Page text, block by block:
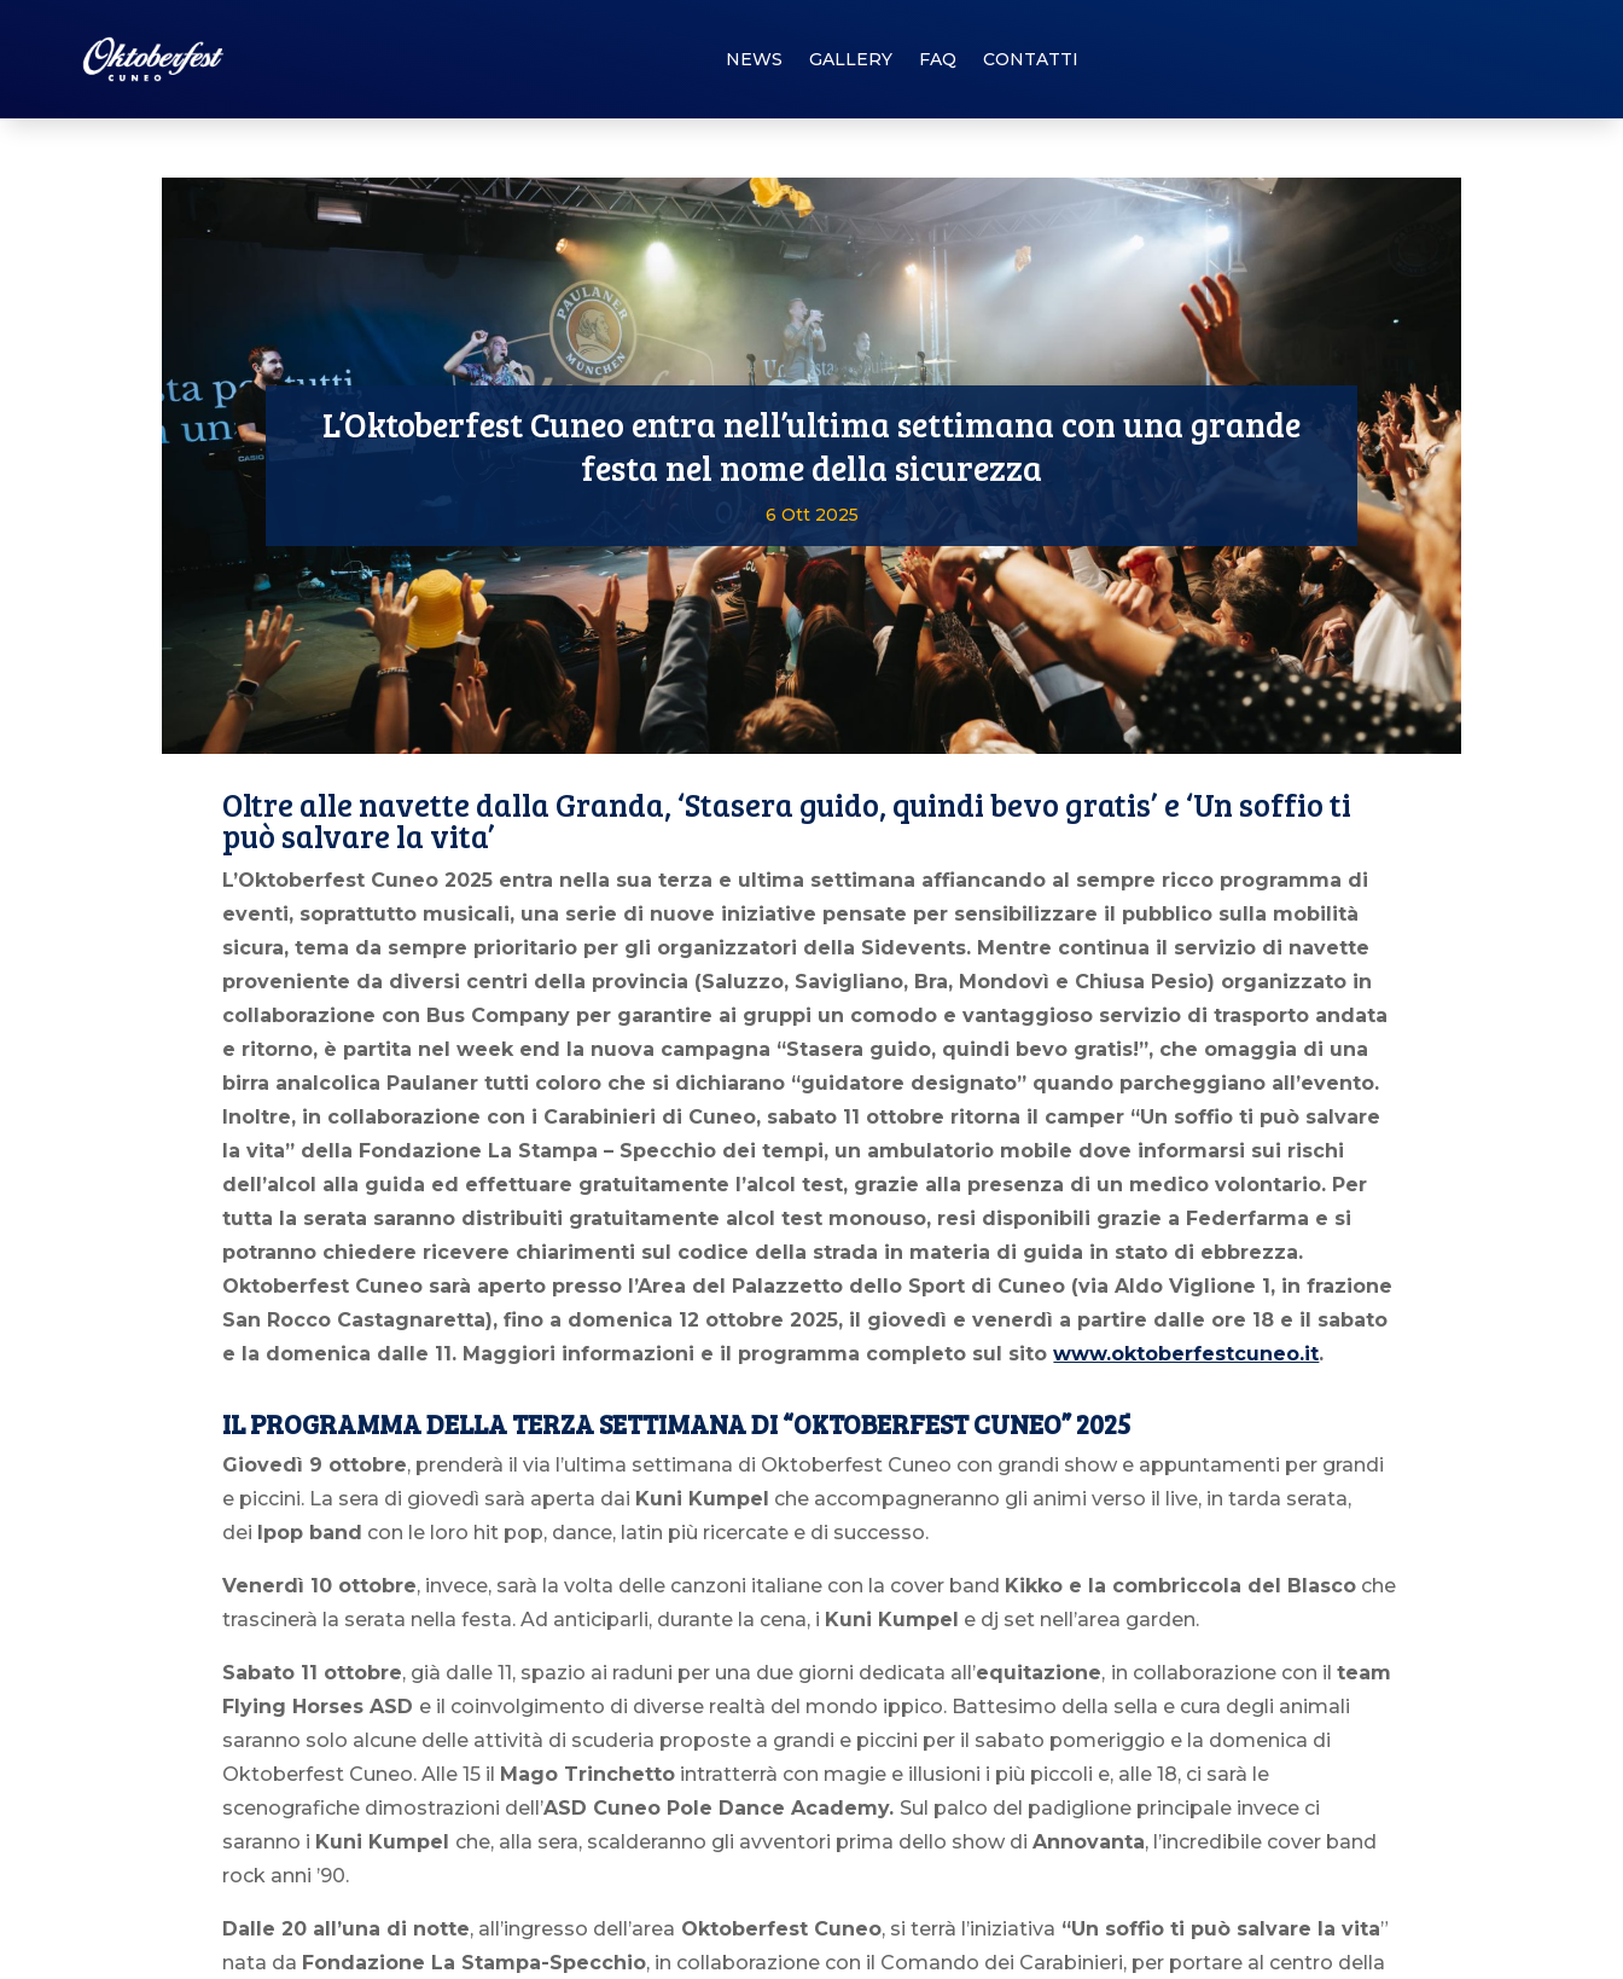
NEWS GALLERY FAQ CONTATTI
L’Oktoberfest Cuneo entra nell’ultima settimana con una grande
festa nel nome della sicurezza
6 Ott 2025
Oltre alle navette dalla Granda, ‘Stasera guido, quindi bevo gratis’ e ‘Un soffio ti
può salvare la vita’
L’Oktoberfest Cuneo 2025 entra nella sua terza e ultima settimana affiancando al sempre ricco programma di
eventi, soprattutto musicali, una serie di nuove iniziative pensate per sensibilizzare il pubblico sulla mobilità
sicura, tema da sempre prioritario per gli organizzatori della Sidevents. Mentre continua il servizio di navette
proveniente da diversi centri della provincia (Saluzzo, Savigliano, Bra, Mondovì e Chiusa Pesio) organizzato in
collaborazione con Bus Company per garantire ai gruppi un comodo e vantaggioso servizio di trasporto andata
e ritorno, è partita nel week end la nuova campagna “Stasera guido, quindi bevo gratis!”, che omaggia di una
birra analcolica Paulaner tutti coloro che si dichiarano “guidatore designato” quando parcheggiano all’evento.
Inoltre, in collaborazione con i Carabinieri di Cuneo, sabato 11 ottobre ritorna il camper “Un soffio ti può salvare
la vita” della Fondazione La Stampa – Specchio dei tempi, un ambulatorio mobile dove informarsi sui rischi
dell’alcol alla guida ed effettuare gratuitamente l’alcol test, grazie alla presenza di un medico volontario. Per
tutta la serata saranno distribuiti gratuitamente alcol test monouso, resi disponibili grazie a Federfarma e si
potranno chiedere ricevere chiarimenti sul codice della strada in materia di guida in stato di ebbrezza.
Oktoberfest Cuneo sarà aperto presso l’Area del Palazzetto dello Sport di Cuneo (via Aldo Viglione 1, in frazione
San Rocco Castagnaretta), fino a domenica 12 ottobre 2025, il giovedì e venerdì a partire dalle ore 18 e il sabato
e la domenica dalle 11. Maggiori informazioni e il programma completo sul sitowww.oktoberfestcuneo.it.
IL PROGRAMMA DELLA TERZA SETTIMANA DI “OKTOBERFEST CUNEO” 2025
Giovedì 9 ottobre, prenderà il via l’ultima settimana di Oktoberfest Cuneo con grandi show e appuntamenti per grandi
e piccini. La sera di giovedì sarà aperta dai Kuni Kumpel che accompagneranno gli animi verso il live, in tarda serata,
dei Ipop band con le loro hit pop, dance, latin più ricercate e di successo.
Venerdì 10 ottobre, invece, sarà la volta delle canzoni italiane con la cover band Kikko e la combriccola del Blasco che
trascinerà la serata nella festa. Ad anticiparli, durante la cena, i Kuni Kumpel e dj set nell’area garden.
Sabato 11 ottobre, già dalle 11, spazio ai raduni per una due giorni dedicata all’equitazione, in collaborazione con ilteam
Flying Horses ASD e il coinvolgimento di diverse realtà del mondo ippico. Battesimo della sella e cura degli animali
saranno solo alcune delle attività di scuderia proposte a grandi e piccini per il sabato pomeriggio e la domenica di
Oktoberfest Cuneo. Alle 15 il
Mago Trinchetto intratterrà con magie e illusioni i più piccoli e, alle 18, ci sarà le
scenografiche dimostrazioni dell’ASD Cuneo Pole Dance Academy. Sul palco del padiglione principale invece ci
saranno i Kuni Kumpel che, alla sera, scalderanno gli avventori prima dello show diAnnovanta, l’incredibile cover band
rock anni ’90.
Dalle 20 all’una di notte, all’ingresso dell’area Oktoberfest Cuneo, si terrà l’iniziativa “Un soffio ti può salvare la vita”
nata da Fondazione La Stampa-Specchio, in collaborazione con il Comando dei Carabinieri, per portare al centro della